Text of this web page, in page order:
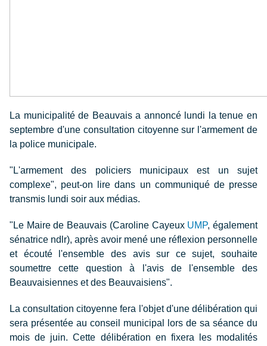
La municipalité de Beauvais a annoncé lundi la tenue en
septembre d'une consultation citoyenne sur l'armement de
la police municipale.
"L'armement des policiers municipaux est un sujet
complexe", peut-on lire dans un communiqué de presse
transmis lundi soir aux médias.
"Le Maire de Beauvais (Caroline Cayeux UMP, également
sénatrice ndlr), après avoir mené une réflexion personnelle
et écouté l'ensemble des avis sur ce sujet, souhaite
soumettre cette question à l'avis de l'ensemble des
Beauvaisiennes et des Beauvaisiens".
La consultation citoyenne fera l'objet d'une délibération qui
sera présentée au conseil municipal lors de sa séance du
mois de juin. Cette délibération en fixera les modalités